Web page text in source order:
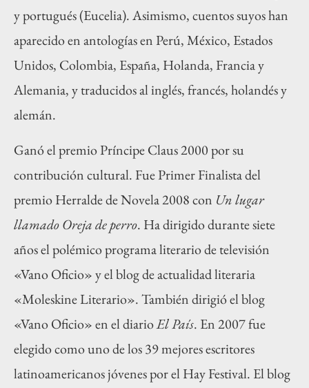
y portugués (Eucelia). Asimismo, cuentos suyos han
aparecido en antologías en Perú, México, Estados
Unidos, Colombia, España, Holanda, Francia y
Alemania, y traducidos al inglés, francés, holandés y
alemán.
Ganó el premio Príncipe Claus 2000 por su
contribución cultural. Fue Primer Finalista del
premio Herralde de Novela 2008 con Un lugar
llamado Oreja de perro. Ha dirigido durante siete
años el polémico programa literario de televisión
«Vano Oficio» y el blog de actualidad literaria
«Moleskine Literario». También dirigió el blog
«Vano Oficio» en el diarioEl País. En 2007 fue
elegido como uno de los 39 mejores escritores
latinoamericanos jóvenes por el Hay Festival. El blog